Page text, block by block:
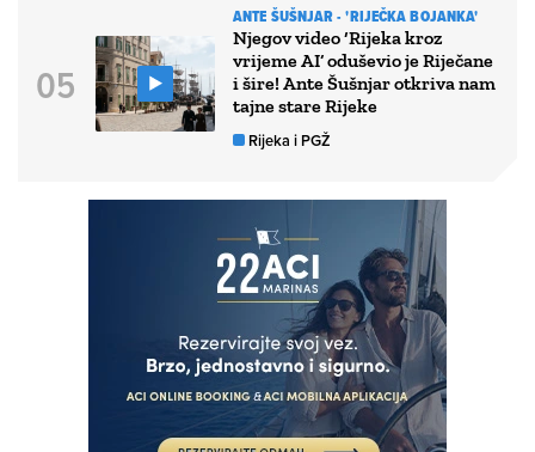
ANTE ŠUŠNJAR - 'RIJEČKA BOJANKA'
Njegov video ‘Rijeka kroz
vrijeme AI’ oduševio je Riječane
i šire! Ante Šušnjar otkriva nam
tajne stare Rijeke
Rijeka i PGŽ